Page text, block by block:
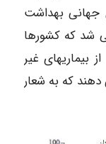
بهداشت
شد که کشورها
سال) ناشی از بیماریهای غیر
۲۵ درصد کاهش دهند که به شعار